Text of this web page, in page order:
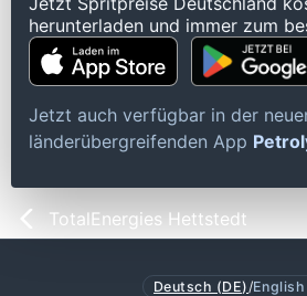
herunterladen und immer zum
Jetzt auch verfügbar in der
länderübergreifenden App
TotalEnergies Hettstedt
Deutsch (DE) /English